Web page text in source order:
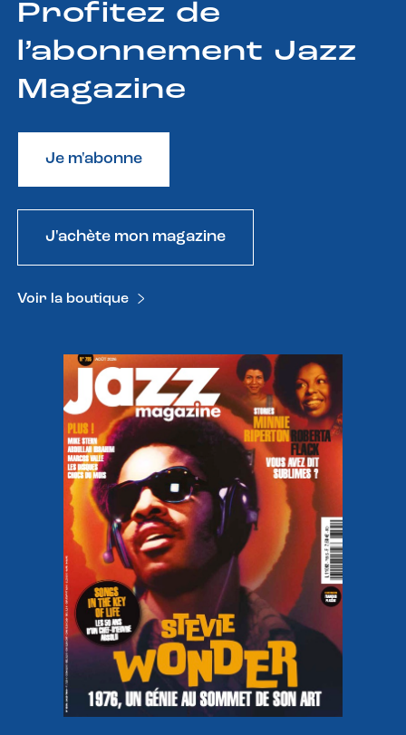
Profitez de
l’abonnement Jazz
Magazine
Je m'abonne
J'achète mon magazine
Voir la boutique